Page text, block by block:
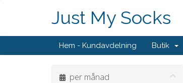
Just My Socks
Hem - Kundavdelning Butik
per månad